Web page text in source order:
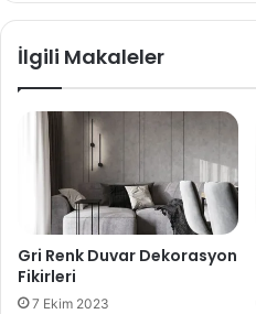
İlgili Makaleler
Gri Renk Duvar Dekorasyon
Fikirleri
7 Ekim 2023